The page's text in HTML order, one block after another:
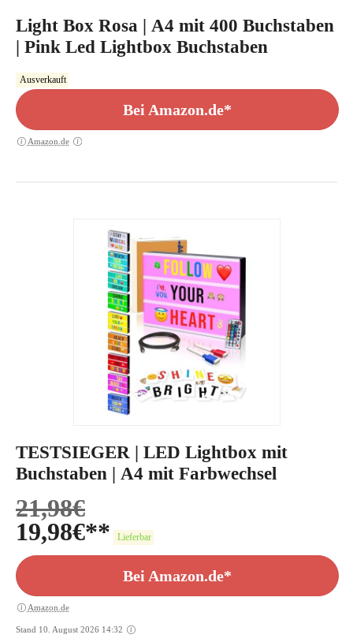
Light Box Rosa | A4 mit 400 Buchstaben
| Pink Led Lightbox Buchstaben
Ausverkauft
Bei Amazon.de*
Amazon.de
TESTSIEGER | LED Lightbox mit
Buchstaben | A4 mit Farbwechsel
21,98€
19,98€ Lieferbar
Bei Amazon.de*
Amazon.de
Stand 10. August 2026 14:32